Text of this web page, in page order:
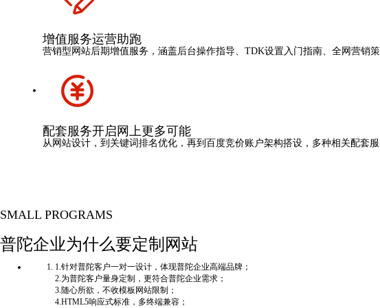
增值服务运营助跑
营销型网站后期增值服务，涵盖后台操作指导、TDK设置入门指南、全网营销
配套服务开启网上更多可能
从网站设计，到关键词排名优化，再到百度竞价账户架构搭设，多种相关配套
SMALL PROGRAMS
普陀企业为什么要定制网站
1.针对普陀客户一对一设计，体现普陀企业高端品牌；
2.为普陀客户量身定制，更符合普陀企业需求；
3.随心所欲，不收模板网站限制；
4.HTML5响应式标准，多终端兼容；